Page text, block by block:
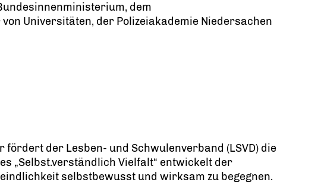
dem
Universitäten, der Polizeiakademie Niedersachen
der Lesben- und Schwulenverband (LSVD) die
„Selbst.verständlich Vielfalt“ entwickelt der
selbstbewusst und wirksam zu begegnen.